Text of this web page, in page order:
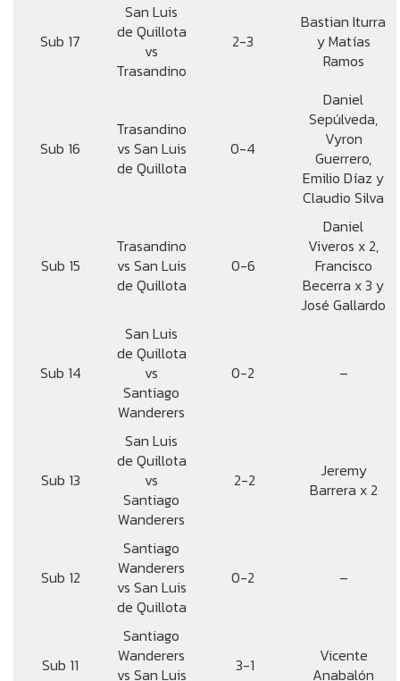
Sub 17
San Luis
de Quillota
vs
Trasandino
2-3
Bastian Iturra
y Matías
Ramos
Sub 16
Trasandino
vs San Luis
de Quillota
0-4
Daniel
Sepúlveda,
Vyron
Guerrero,
Emilio Díaz y
Claudio Silva
Sub 15
Trasandino
vs San Luis
de Quillota
0-6
Daniel
Viveros x 2,
Francisco
Becerra x 3 y
José Gallardo
Sub 14
San Luis
de Quillota
vs
Santiago
Wanderers
0-2 –
Sub 13
San Luis
de Quillota
vs
Santiago
Wanderers
2-2
Jeremy
Barrera x 2
Sub 12
Santiago
Wanderers
vs San Luis
de Quillota
0-2 –
Sub 11
Santiago
Wanderers
vs San Luis
3-1
Vicente
Anabalón